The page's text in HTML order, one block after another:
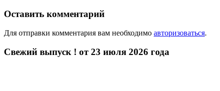
Оставить комментарий
Для отправки комментария вам необходимо авторизоваться.
Свежий выпуск ! от 23 июля 2026 года